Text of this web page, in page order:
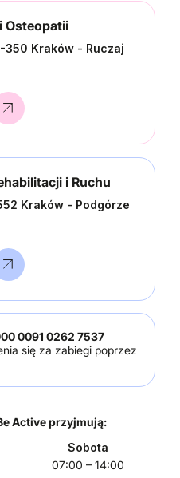
Osteopatii
350 Kraków - Ruczaj
i Ruchu
Kraków - Podgórze
0091 0262 7537
się za zabiegi poprzez
Active przyjmują:
Sobota
07:00 – 14:00